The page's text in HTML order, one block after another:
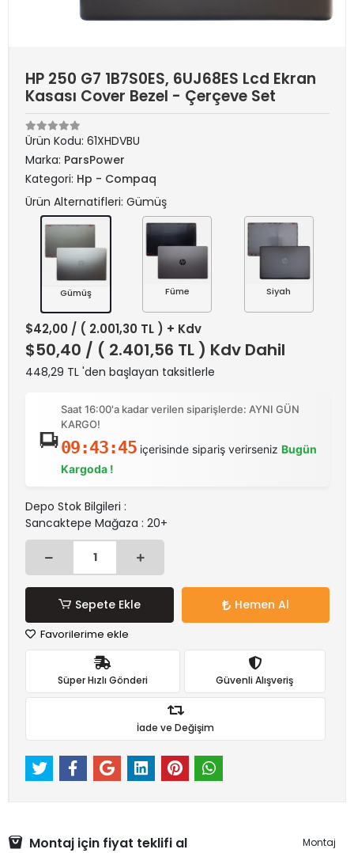
HP 250 G7 1B7S0ES, 6UJ68ES Lcd Ekran
Kasası Cover Bezel - Çerçeve Set
Ürün Kodu: 61XHDVBU
Marka: ParsPower
Kategori: Hp - Compaq
Ürün Alternatifleri: Gümüş
Gümüş Füme Siyah
$42,00 / ( 2.001,30 TL ) + Kdv
$50,40 / ( 2.401,56 TL ) Kdv Dahil
448,29 TL 'den başlayan taksitlerle
Saat 16:00'a kadar verilen siparişlerde: AYNI GÜN
KARGO!
09:43:45içerisinde sipariş verirseniz Bugün
Kargoda !
Depo Stok Bilgileri :
Sancaktepe Mağaza : 20+
Sepete Ekle Hemen Al
Favorilerime ekle
Süper Hızlı Gönderi Güvenli Alışveriş
İade ve Değişim
Montaj için fiyat teklifi al Montaj